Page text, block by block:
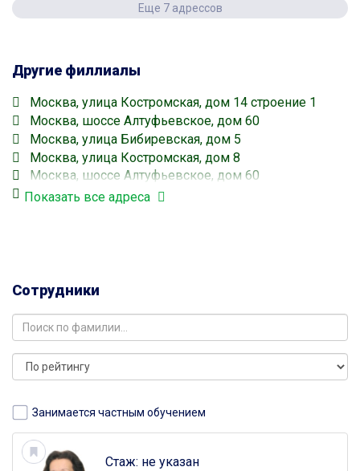
Еще 7 адрессов
Другие филлиалы
Москва, улица Костромская, дом 14 строение 1
Москва, шоссе Алтуфьевское, дом 60
Москва, улица Бибиревская, дом 5
Москва, улица Костромская, дом 8
Москва, шоссе Алтуфьевское, дом 60
Москва, шоссе Алтуфьевское, дом 56
Показать все адреса
Сотрудники
Занимается частным обучением
Стаж: не указан